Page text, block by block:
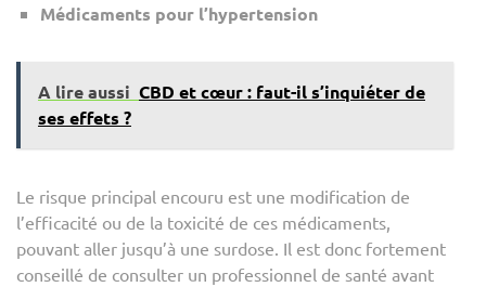
Médicaments pour l’hypertension
A lire aussi CBD et cœur : faut-il s’inquiéter de
ses effets ?
Le risque principal encouru est une modification de
l’efficacité ou de la toxicité de ces médicaments,
pouvant aller jusqu’à une surdose. Il est donc fortement
conseillé de consulter un professionnel de santé avant